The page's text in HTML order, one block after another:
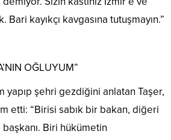
Bari kayıkçı kavgasına tutuşmayın.”
OĞLUYUM”
yapıp şehri gezdiğini anlatan Taşer,
etti: “Birisi sabık bir bakan, diğeri
Biri hükümetin